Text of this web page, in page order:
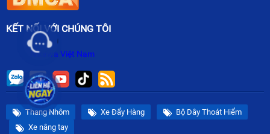
KẾT NỐI VỚI CHÚNG TÔI
Nikawa Việt Nam
Thang Nhôm Xe Đẩy Hàng
Bộ Dây Thoát Hiểm
Xe nâng tay